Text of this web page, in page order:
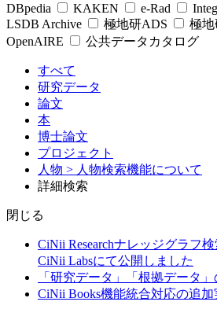
DBpedia
KAKEN e-Rad
LSDB Archive
極地研ADS
極
OpenAIRE
公共データカタログ
すべて
研究データ
論文
本
博士論文
プロジェクト
人物 > 人物検索機能について
詳細検索
閉じる
CiNii Researchナレッジグラフ
CiNii Labsにて公開しました
「研究データ」「根拠データ
CiNii Books機能統合対応の追